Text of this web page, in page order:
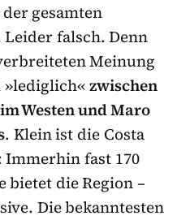
gesamten
falsch. Denn
Meinung
»lediglich«zwischen
Westen und Maro
. Klein ist die Costa
Immerhin fast 170
die Region –
Die bekanntesten